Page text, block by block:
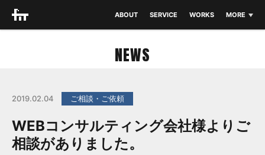
MORE
THEME
ABOUT SERVICE WORKS
NEWS
2019.02.04 ご相談・ご依頼
WEBコンサルティング会社様よりご
相談がありました。